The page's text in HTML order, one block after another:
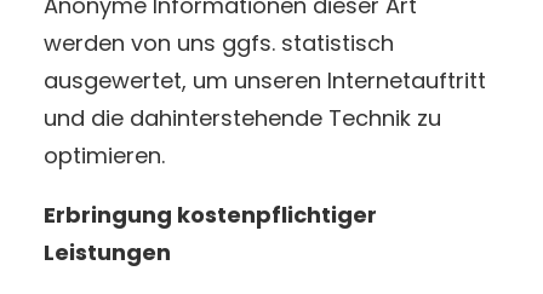
werden von uns ggfs. statistisch
ausgewertet, um unseren Internetauftritt
und die dahinterstehende Technik zu
optimieren.
Erbringung kostenpflichtiger
Leistungen